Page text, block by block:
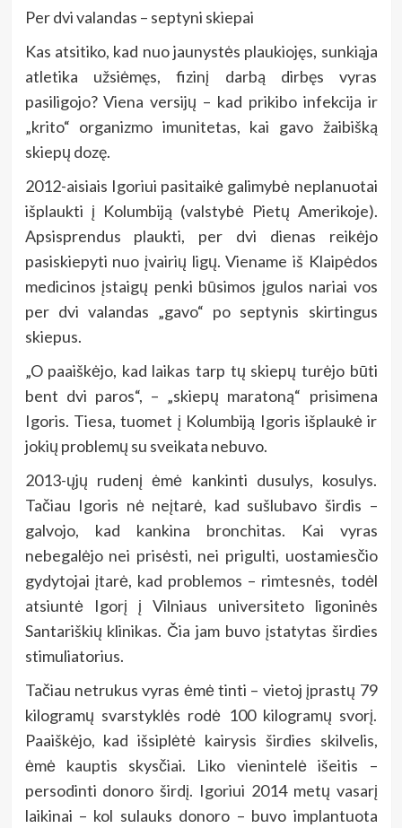
Per dvi valandas – septyni skiepai
Kas atsitiko, kad nuo jaunystės plaukiojęs, sunkiąja
atletika užsiėmęs, fizinį darbą dirbęs vyras
pasiligojo? Viena versijų – kad prikibo infekcija ir
„krito“ organizmo imunitetas, kai gavo žaibišką
skiepų dozę.
2012-aisiais Igoriui pasitaikė galimybė neplanuotai
išplaukti į Kolumbiją (valstybė Pietų Amerikoje).
Apsisprendus plaukti, per dvi dienas reikėjo
pasiskiepyti nuo įvairių ligų. Viename iš Klaipėdos
medicinos įstaigų penki būsimos įgulos nariai vos
per dvi valandas „gavo“ po septynis skirtingus
skiepus.
„O paaiškėjo, kad laikas tarp tų skiepų turėjo būti
bent dvi paros“, – „skiepų maratoną“ prisimena
Igoris. Tiesa, tuomet į Kolumbiją Igoris išplaukė ir
jokių problemų su sveikata nebuvo.
2013-ųjų rudenį ėmė kankinti dusulys, kosulys.
Tačiau Igoris nė neįtarė, kad sušlubavo širdis –
galvojo, kad kankina bronchitas. Kai vyras
nebegalėjo nei prisėsti, nei prigulti, uostamiesčio
gydytojai įtarė, kad problemos – rimtesnės, todėl
atsiuntė Igorį į Vilniaus universiteto ligoninės
Santariškių klinikas. Čia jam buvo įstatytas širdies
stimuliatorius.
Tačiau netrukus vyras ėmė tinti – vietoj įprastų 79
kilogramų svarstyklės rodė 100 kilogramų svorį.
Paaiškėjo, kad išsiplėtė kairysis širdies skilvelis,
ėmė kauptis skysčiai. Liko vienintelė išeitis –
persodinti donoro širdį. Igoriui 2014 metų vasarį
laikinai – kol sulauks donoro – buvo implantuota